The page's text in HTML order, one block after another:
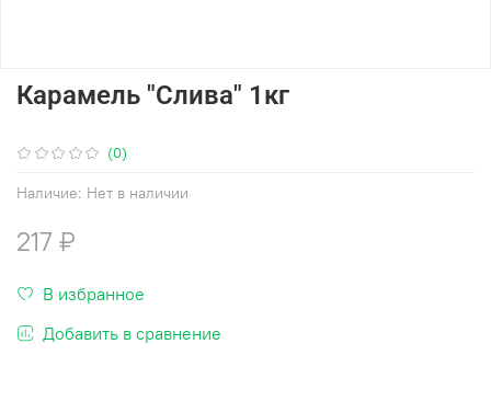
(0)
Наличие: Нет в наличии
Карамель "Слива" 1кг
217 ₽
В избранное
Добавить в сравнение